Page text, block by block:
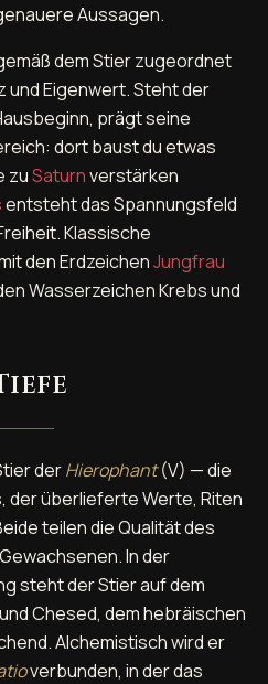
Aussagen.
dem Stier zugeordnet
und Eigenwert. Steht der
prägt seine
dort baust du etwas
zuSaturnverstärken
entsteht das Spannungsfeld
Klassische
den ErdzeichenJungfrau
Wasserzeichen Krebs und
derHierophant(V) — die
der überlieferte Werte, Riten
teilen die Qualität des
In der
steht der Stier auf dem
Chesed, dem hebräischen
Alchemistisch wird er
verbunden, in der das